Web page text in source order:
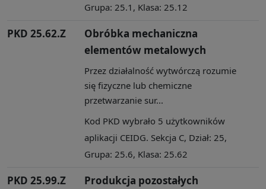
Grupa: 25.1, Klasa: 25.12
PKD 25.62.Z
Obróbka mechaniczna
elementów metalowych
Przez działalność wytwórczą rozumie
się fizyczne lub chemiczne
przetwarzanie sur...
Kod PKD wybrało 5 użytkowników
aplikacji CEIDG. Sekcja C, Dział: 25,
Grupa: 25.6, Klasa: 25.62
PKD 25.99.Z
Produkcja pozostałych